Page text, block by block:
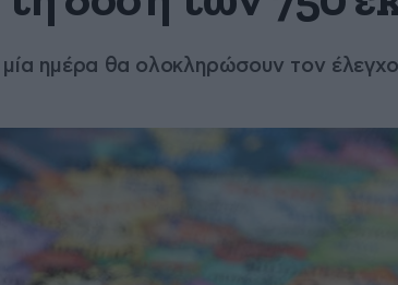
ημέρα θα ολοκληρώσουν τον